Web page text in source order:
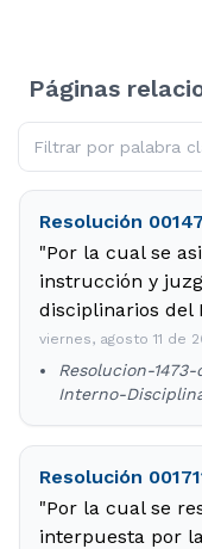
Páginas
Resolución
"Por la cual se
instrucción y
disciplinarios del
viernes, agosto 11 de
Resolucion-
Interno-
Resolución
"Por la cual se
interpuesta por